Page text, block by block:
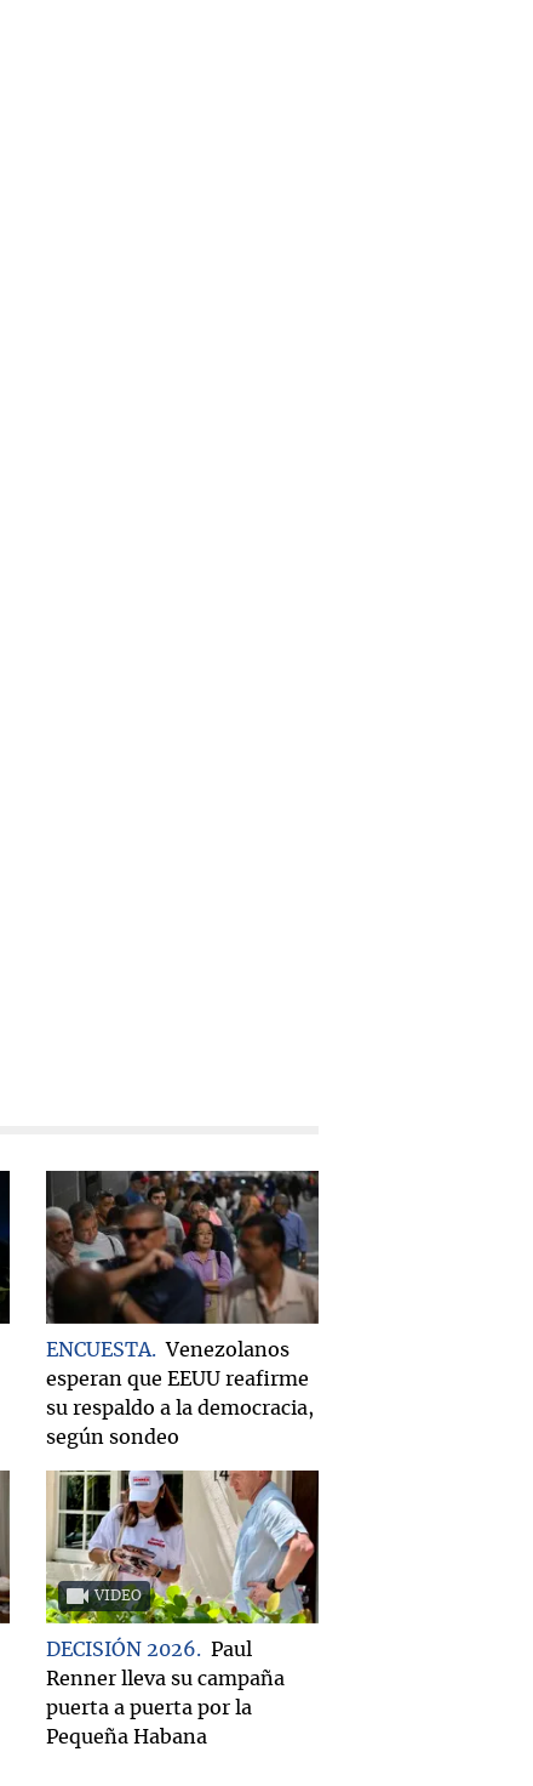
ENCUESTA
Venezolanos
esperan que EEUU reafirme
su respaldo a la democracia,
según sondeo
VIDEO
DECISIÓN 2026
Paul
Renner lleva su campaña
puerta a puerta por la
Pequeña Habana